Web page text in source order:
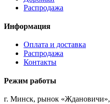
Распродажа
Информация
Оплата и доставка
Распродажа
Контакты
Режим работы
г. Минск, рынок «Ждановичи»,